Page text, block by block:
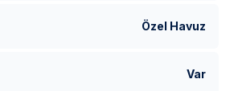
Özel Havuz
Var